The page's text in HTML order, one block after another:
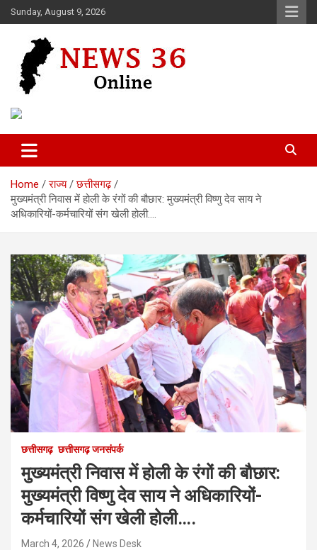
Skip
to
Sunday, August 9, 2026
News 36
Home राज्य
छत्तीसगढ़
मुख्यमंत्री निवास में होली के रंगों की बौछार: मुख्यमंत्री विष्णु देव साय ने
अधिकारियों-कर्मचारियों संग खेली होली….
छत्तीसगढ़ छत्तीसगढ़ जनसंपर्क
मुख्यमंत्री निवास में होली के रंगों की बौछार:
मुख्यमंत्री विष्णु देव साय ने अधिकारियों-
कर्मचारियों संग खेली होली….
March 4, 2026 News Desk